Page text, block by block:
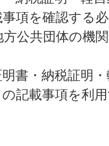
事項を確認する
方公共団体の機
書・納税証明
の記載事項を利